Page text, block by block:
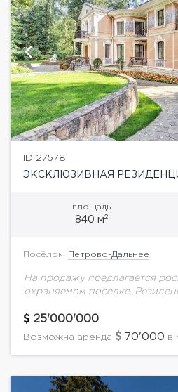
ID 27578
ЭКСКЛЮЗИВНАЯ
площадь
840 м2
Посёлок: Петрово-Дальнее
На продажу предлагается
охраняемом поселке.
площадью 777 кв.м с большим
25'000'000
Возможна аренда 70'000 в